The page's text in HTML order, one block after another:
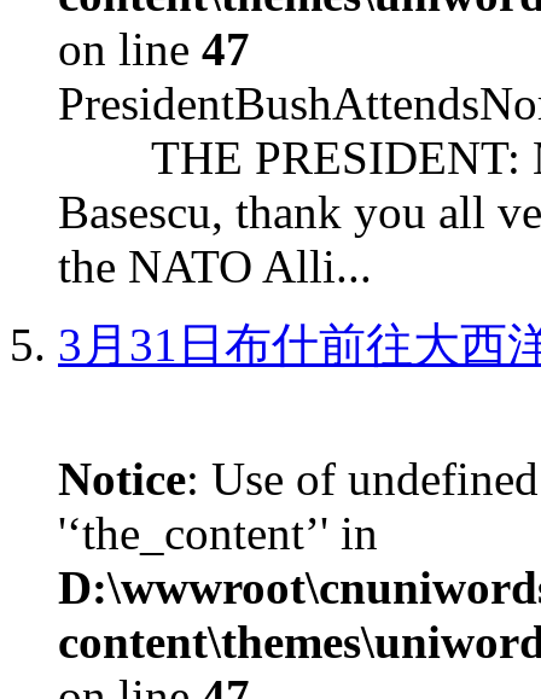
on line 47
THE PRESIDENT:
Basescu, thank you all
the NATO Alli...
3月31日布什前往大西
Notice: Use of
'‘the_content’' in